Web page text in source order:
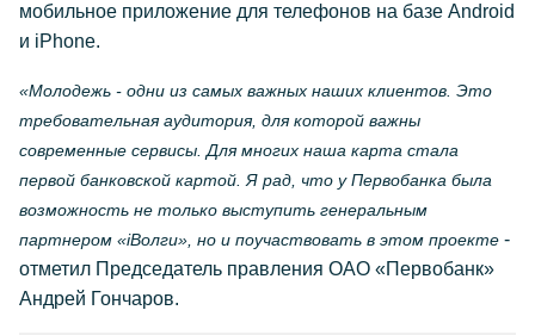
мобильное приложение для телефонов на базе Android
и iPhone.
«Молодежь - одни из самых важных наших клиентов. Это
требовательная аудитория, для которой важны
современные сервисы. Для многих наша карта стала
первой банковской картой. Я рад, что у Первобанка была
возможность не только выступить генеральным
партнером «iВолги», но и поучаствовать в этом проекте -
отметил Председатель правления ОАО «Первобанк»
Андрей Гончаров.